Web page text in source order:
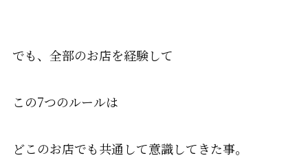
でも、全部のお店を経験して
この7つのルールは
どこのお店でも共通して意識してきた事。